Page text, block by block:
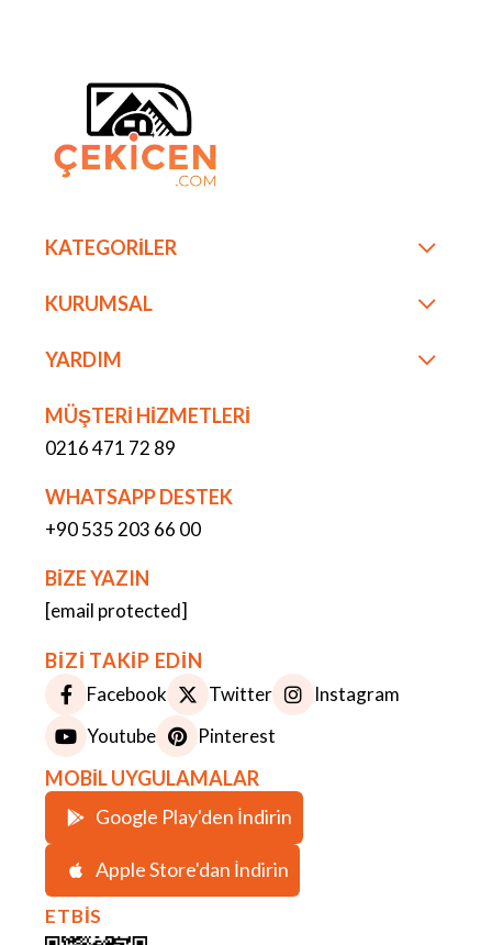
KATEGORİLER
KURUMSAL
YARDIM
MÜŞTERİ HİZMETLERİ
0216 471 72 89
WHATSAPP DESTEK
+90 535 203 66 00
BİZE YAZIN
[email protected]
BİZİ TAKİP EDİN
Facebook Twitter
Instagram
Youtube
Pinterest
MOBİL UYGULAMALAR
Google Play'den İndirin
Apple Store'dan İndirin
ETBİS